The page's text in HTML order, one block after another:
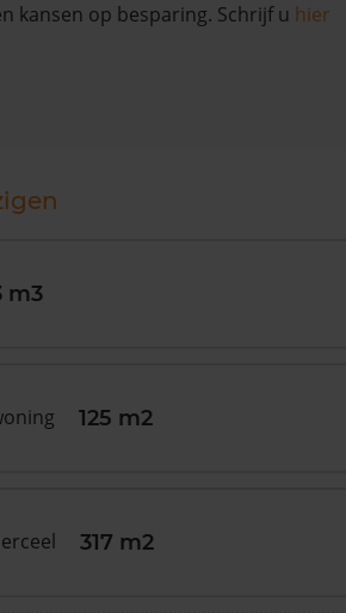
kansen op besparing. Schrijf u hier
m3
125 m2
317 m2